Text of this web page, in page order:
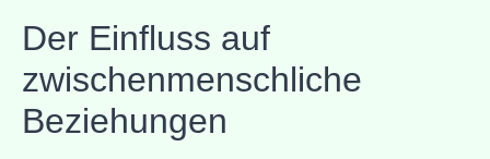
Der Einfluss auf
zwischenmenschliche
Beziehungen